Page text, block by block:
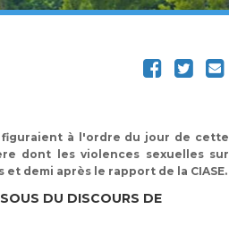
à l'ordre du jour de cette
dont les violences sexuelles sur
demi après le rapport de la CIASE.
DU DISCOURS DE